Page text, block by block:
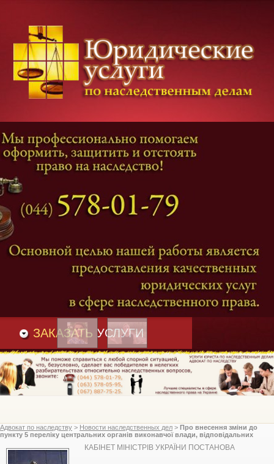
Категории дел
Наследование и Завещание
Оформление наследства
Оспаривание наследства
Адвокат наследственные дела
и Вакансии
ЗАКАЗАТЬ УСЛУГИ
Адвокат по наследству > Новости наследственных дел > Про внесення зміни до
пункту 5 переліку центральних органів виконавчої влади, відповідальних
за виконання зобов’язань, що випливають із членства України в
міжнародних організаціях, Кабінет Міністрів України
КАБІНЕТ МІНІСТРІВ УКРАЇНИ ПОСТАНОВА